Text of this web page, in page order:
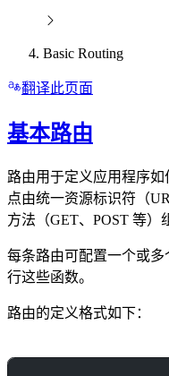
Basic Routing
翻译此页面
基本路由
路由用于定义应用程序
点由统一资源标识符（
方法（GET、POST 等）
每条路由可配置一个或
行这些函数。
路由的定义格式如下：